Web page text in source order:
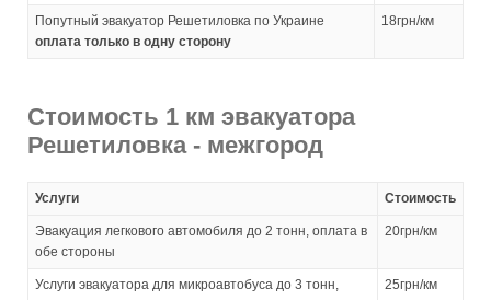
оплата только в одну сторону
18грн/км
Стоимость 1 км эвакуатора
Решетиловка - межгород
Услуги Стоимость
Эвакуация легкового автомобиля до 2 тонн, оплата в
обе стороны
20грн/км
Услуги эвакуатора для микроавтобуса до 3 тонн,
25грн/км